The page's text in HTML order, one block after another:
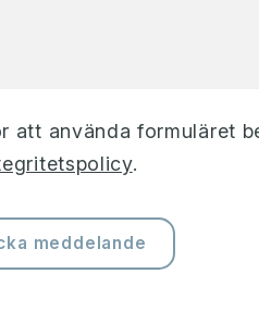
att använda formuläret
.
meddelande